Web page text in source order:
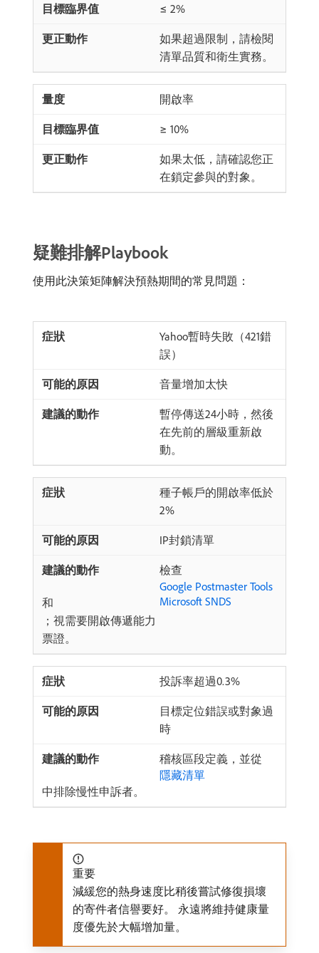
≤ 2%
如果超過限制，請檢閱
清單品質和衛生實務。
開啟率
≥ 10%
如果太低，請確認您正
在鎖定參與的對象。
疑難排解Playbook
使用此決策矩陣解決預熱期間的常見問題：
Yahoo暫時失敗（421錯
誤）
音量增加太快
暫停傳送24小時，然後
在先前的層級重新啟
動。
種子帳戶的開啟率低於
2%
IP封鎖清單
檢查
Google Postmaster Tools
和
Microsoft SNDS
；視需要開啟傳遞能力
票證。
投訴率超過0.3%
目標定位錯誤或對象過
時
稽核區段定義，並從
隱藏清單
中排除慢性申訴者。
重要
減緩您的熱身速度比稍後嘗試修復損壞
的寄件者信譽要好。 永遠將維持健康量
度優先於大幅增加量。